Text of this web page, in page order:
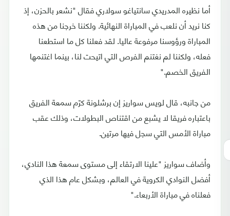
أما نظيره المدريدي سانتياغو سولاري فقال "نشعر بالحزن، إذ
كنا نريد أن نلعب في المباراة النهائية. ولكننا خرجنا من هذه
المباراة ورؤوسنا مرفوعة عاليا. لقد فعلنا كل ما استطعنا
فعله، ولكننا لم نغتنم الفرص التي اتيحت لنا، بينما اغتنمها
الفريق الخصم."
من جانبه، قال لويس سواريز إن برشلونة كرّم سمعة الفريق
باعتباره فريقا لا يشبع من اقتناص البطولات، وذلك عقب
مباراة الأمس التي سجل فيها مرتين.
وأضاف سواريز "علينا الارتقاء إلى مستوى سمعة هذا النادي،
أفضل النوادي الكروية في العالم، وبشكل عام هذا الذي
فعلناه في مباراة الأربعاء."